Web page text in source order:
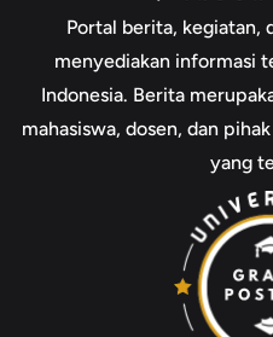
Portal berita, kegiatan,
menyediakan informasi
Indonesia. Berita
mahasiswa, dosen, dan
yang